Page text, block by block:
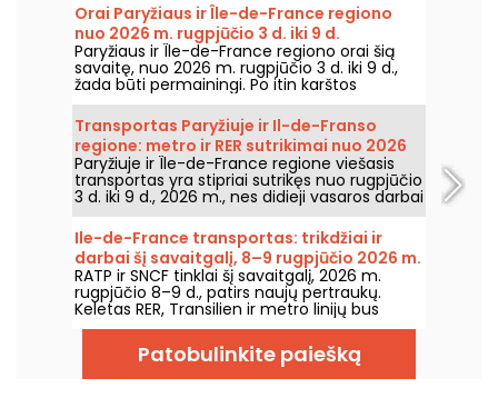
Orai Paryžiaus ir Île-de-France regiono
nuo 2026 m. rugpjūčio 3 d. iki 9 d.
Paryžiaus ir Île-de-France regiono orai šią
savaitę, nuo 2026 m. rugpjūčio 3 d. iki 9 d.,
žada būti permainingi. Po itin karštos
pirmadienio, kai buvo rizika perkūnijų,
temperatūros laikysis palaipsniui kris, kol grįš
šiltesnis ir saulėtas oras savaitgalį.
Transportas Paryžiuje ir Il-de-Franso
regione: metro ir RER sutrikimai nuo 2026
m. rugpjūčio 3 d. iki 9 d.
Paryžiuje ir Île-de-France regione viešasis
transportas yra stipriai sutrikęs nuo rugpjūčio
3 d. iki 9 d., 2026 m., nes didieji vasaros darbai
itin smarkiai paveikia kai kurias linijas,
praneša RATP ir SNCF.
Ile-de-France transportas: trikdžiai ir
darbai šį savaitgalį, 8–9 rugpjūčio 2026 m.
RATP ir SNCF tinklai šį savaitgalį, 2026 m.
rugpjūčio 8–9 d., patirs naujų pertraukų.
Keletas RER, Transilien ir metro linijų bus
paveiktos darbų ir laikino sustojimo;
pateikiame viską, ką reikia žinoti, kad
galėtumėte iš anksto suplanuoti keliones.
Patobulinkite paiešką